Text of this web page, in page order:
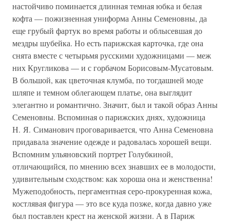
настойчиво поминается длинная темная юбка и белая
кофта — пожизненная униформа Анны Семеновны, да
еще грубый фартук во время работы и облысевшая до
мездры шубейка. Но есть парижская карточка, где она
снята вместе с четырьмя русскими художницами — меж
них Кругликова — и с горбачом Борисовым-Мусатовым.
В большой, как цветочная клумба, по тогдашней моде
шляпе и темном облегающем платье, она выглядит
элегантно и романтично. Значит, был и такой образ Анны
Семеновны. Вспоминая о парижских днях, художница
Н. Я. Симанович проговаривается, что Анна Семеновна
придавала значение одежде и радовалась хорошей вещи.
Вспомним ульяновский портрет Голубкиной,
отличающийся, по мнению всех знавших ее в молодости,
удивительным сходством: как хороша она и женственна!
Мужеподобность, пергаментная серо-прокуренная кожа,
костлявая фигура — это все куда позже, когда давно уже
был поставлен крест на женской жизни. А в Париж